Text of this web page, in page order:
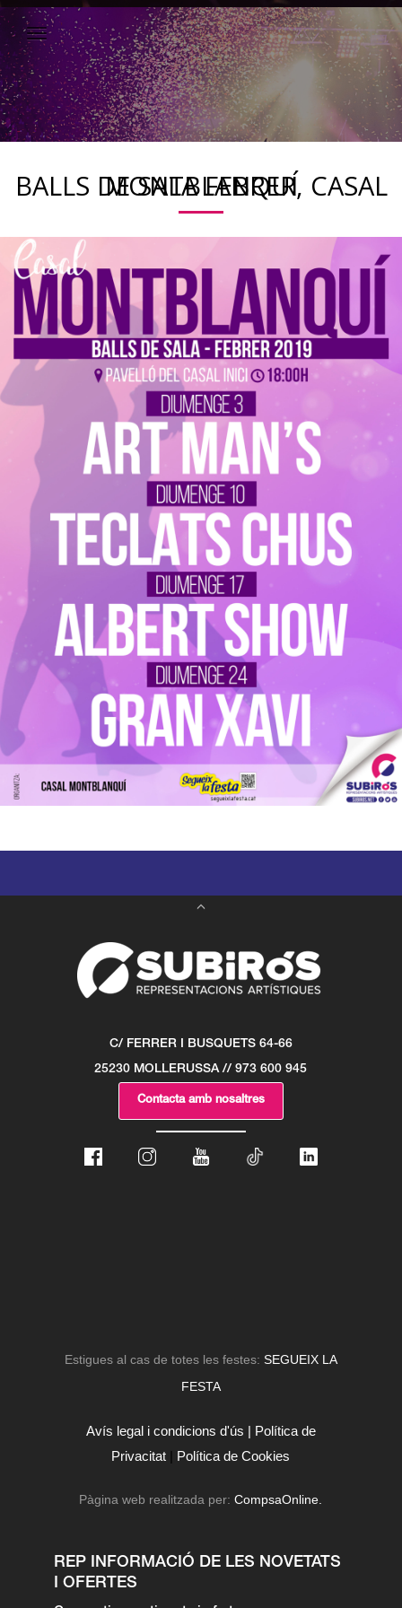
BALLS DE SALA FEBRER, CASAL MONTBLANQUÍ
C/ FERRER I BUSQUETS 64-66
25230 MOLLERUSSA // 973 600 945
Contacta amb nosaltres
Estigues al cas de totes les festes: SEGUEIX LA
FESTA
Avís legal i condicions d'ús | Política de
Privacitat | Política de Cookies
Pàgina web realitzada per:CompsaOnline.
REP INFORMACIÓ DE LES NOVETATS
I OFERTES